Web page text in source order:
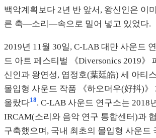
백악계획보다 2년 반 앞서, 왕신인은 이
른 축—소리—속으로 밀어 넣고 있었다.
2019년 11월 30일, C-LAB 대만 사운드
드 아트 페스티벌 《Diversonics 2019》
신인과 왕연성, 엽정호(葉廷皓) 세 아티
몰입형 사운드 작품 《하오더우(好抖)》
올랐다18. C-LAB 사운드 연구소는 2018
IRCAM(소리와 음악 연구 통합센터)과
구축했으며, 국내 최초의 몰입형 사운드